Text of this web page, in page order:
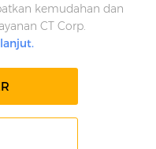
kemudahan dan
CT Corp.